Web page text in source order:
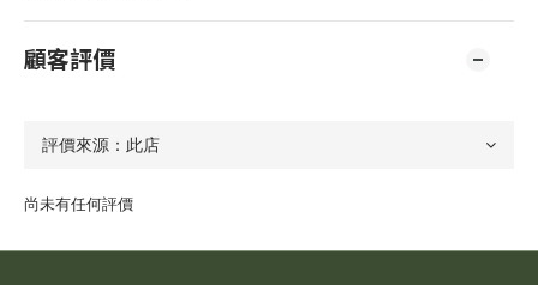
顧客評價
尚未有任何評價